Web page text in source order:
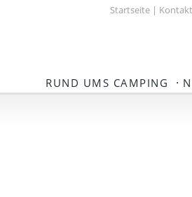
Startseite | Kontakt
RUND UMS CAMPING ·